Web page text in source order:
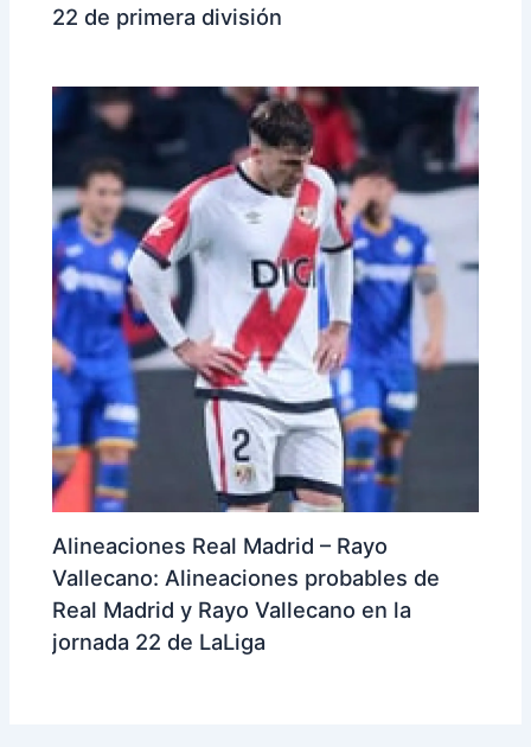
22 de primera división
Alineaciones Real Madrid – Rayo
Vallecano: Alineaciones probables de
Real Madrid y Rayo Vallecano en la
jornada 22 de LaLiga